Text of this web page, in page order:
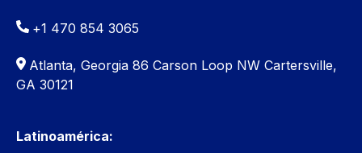
+1 470 854 3065
Atlanta, Georgia 86 Carson Loop NW Cartersville,
GA 30121
Latinoamérica: